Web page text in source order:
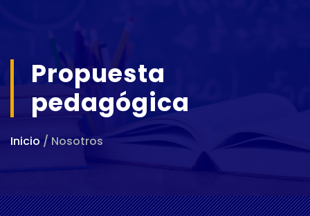
Propuesta
pedagógica
Inicio / Nosotros